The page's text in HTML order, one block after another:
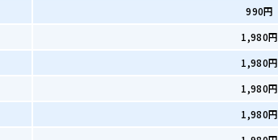
990円
1,980円
1,980円
1,980円
1,980円